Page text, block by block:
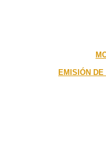
EMISIÓN